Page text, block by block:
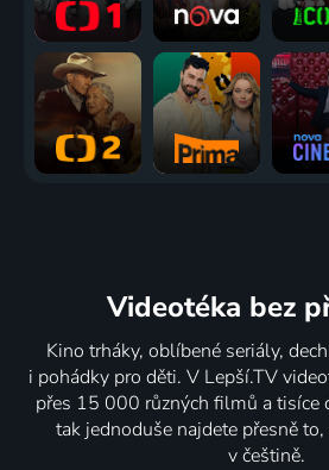
Videotéka bez
Kino trháky, oblíbené seriály,
i pohádky pro děti. V Lepší.TV
přes 15 000 různých filmů a tisíce
tak jednoduše najdete přesně
v češtině.